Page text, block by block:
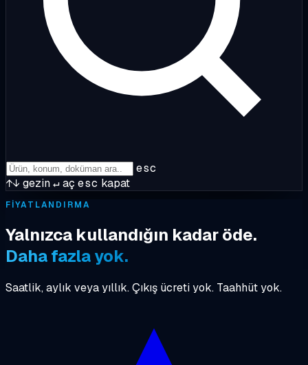
esc
↑↓ gezin↵aç esc kapat
FIYATLANDIRMA
Yalnızca kullandığın kadar öde.
Daha fazla yok.
Saatlik, aylık veya yıllık. Çıkış ücreti yok. Taahhüt yok.